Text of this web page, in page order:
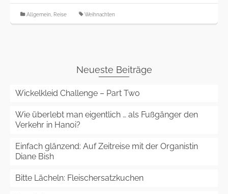
Allgemein Reise Weihnachten
Neueste Beiträge
Wickelkleid Challenge – Part Two
Wie überlebt man eigentlich … als Fußgänger den
Verkehr in Hanoi?
Einfach glänzend: Auf Zeitreise mit der Organistin
Diane Bish
Bitte Lächeln: Fleischersatzkuchen